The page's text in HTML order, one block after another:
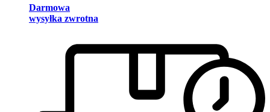
Darmowa
wysyłka zwrotna